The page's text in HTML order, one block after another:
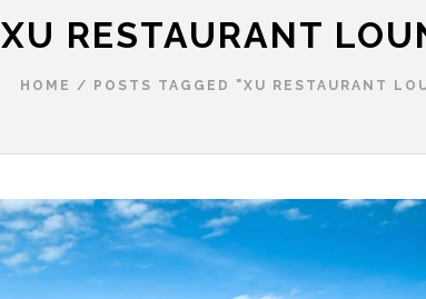
XU RESTAURANT
HOME / POSTS TAGGED "XU RESTAURANT